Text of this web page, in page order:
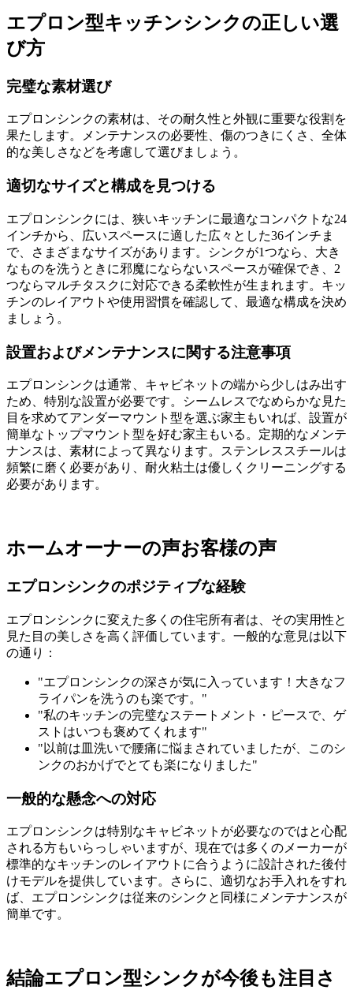
エプロン型キッチンシンクの正しい選
び方
完璧な素材選び
エプロンシンクの素材は、その耐久性と外観に重要な役割を
果たします。メンテナンスの必要性、傷のつきにくさ、全体
的な美しさなどを考慮して選びましょう。
適切なサイズと構成を見つける
エプロンシンクには、狭いキッチンに最適なコンパクトな24
インチから、広いスペースに適した広々とした36インチま
で、さまざまなサイズがあります。シンクが1つなら、大き
なものを洗うときに邪魔にならないスペースが確保でき、2
つならマルチタスクに対応できる柔軟性が生まれます。キッ
チンのレイアウトや使用習慣を確認して、最適な構成を決め
ましょう。
設置およびメンテナンスに関する注意事項
エプロンシンクは通常、キャビネットの端から少しはみ出す
ため、特別な設置が必要です。シームレスでなめらかな見た
目を求めてアンダーマウント型を選ぶ家主もいれば、設置が
簡単なトップマウント型を好む家主もいる。定期的なメンテ
ナンスは、素材によって異なります。ステンレススチールは
頻繁に磨く必要があり、耐火粘土は優しくクリーニングする
必要があります。
ホームオーナーの声お客様の声
エプロンシンクのポジティブな経験
エプロンシンクに変えた多くの住宅所有者は、その実用性と
見た目の美しさを高く評価しています。一般的な意見は以下
の通り：
"エプロンシンクの深さが気に入っています！大きなフ
ライパンを洗うのも楽です。"
"私のキッチンの完璧なステートメント・ピースで、ゲ
ストはいつも褒めてくれます"
"以前は皿洗いで腰痛に悩まされていましたが、このシ
ンクのおかげでとても楽になりました"
一般的な懸念への対応
エプロンシンクは特別なキャビネットが必要なのではと心配
される方もいらっしゃいますが、現在では多くのメーカーが
標準的なキッチンのレイアウトに合うように設計された後付
けモデルを提供しています。さらに、適切なお手入れをすれ
ば、エプロンシンクは従来のシンクと同様にメンテナンスが
簡単です。
結論エプロン型シンクが今後も注目さ